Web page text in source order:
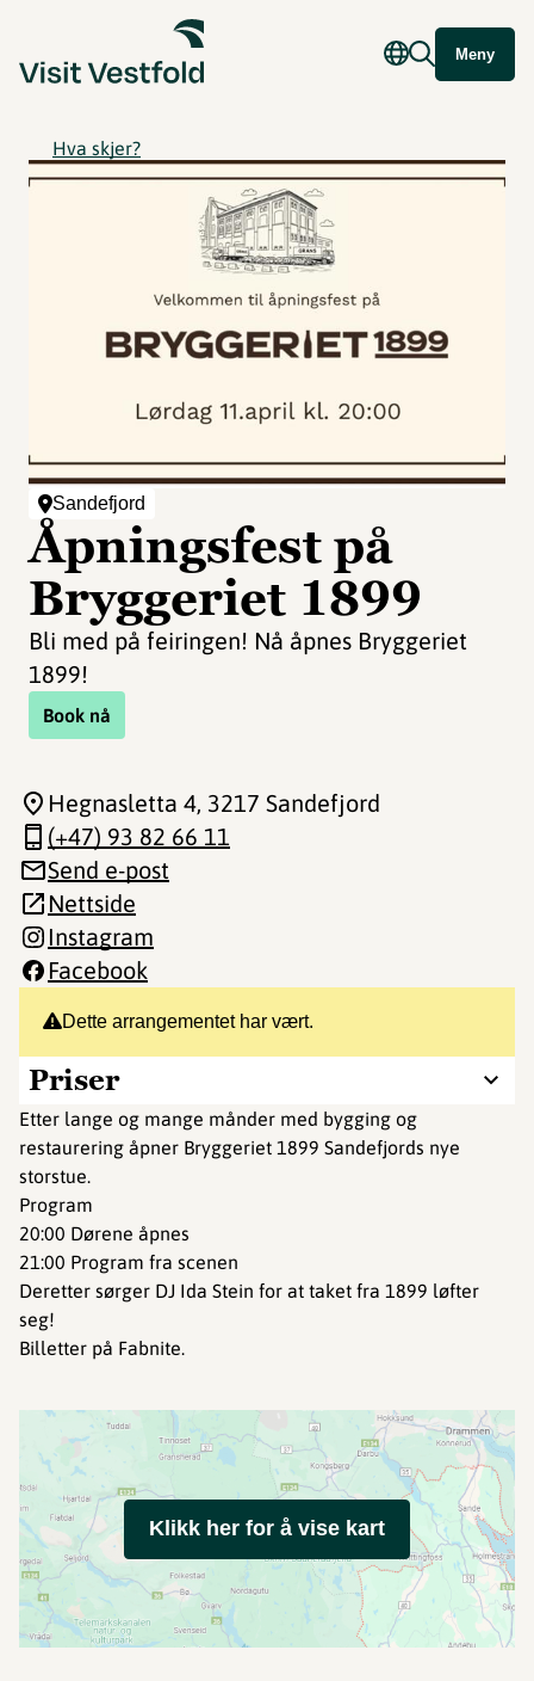
Meny
Hva skjer?
Sandefjord
Åpningsfest på
Bryggeriet 1899
Bli med på feiringen! Nå åpnes Bryggeriet
1899!
Book nå
Dette arrangementet har vært.
Priser
Etter lange og mange månder med bygging og
restaurering åpner Bryggeriet 1899 Sandefjords nye
storstue.
Program
20:00 Dørene åpnes
21:00 Program fra scenen
Deretter sørger DJ Ida Stein for at taket fra 1899 løfter
seg!
Billetter på Fabnite.
Hegnasletta 4, 3217 Sandefjord
(+47) 93 82 66 11
Send e-post
Nettside
Instagram
Facebook
Klikk her for å vise kart